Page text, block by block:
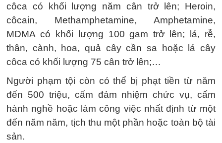
côca có khối lượng năm cân trở lên; Heroin,
côcain, Methamphetamine, Amphetamine,
MDMA có khối lượng 100 gam trở lên; lá, rễ,
thân, cành, hoa, quả cây cần sa hoặc lá cây
côca có khối lượng 75 cân trở lên;…
Người phạm tội còn có thể bị phạt tiền từ năm
đến 500 triệu, cấm đảm nhiệm chức vụ, cấm
hành nghề hoặc làm công việc nhất định từ một
đến năm năm, tịch thu một phần hoặc toàn bộ tài
sản.